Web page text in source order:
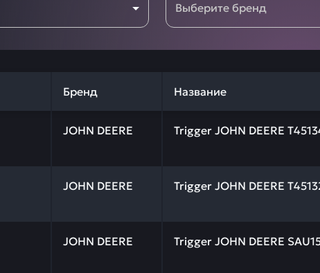
Выберите бренд
Бренд Название
JOHN DEERE Trigger JOHN DEERE
вы получаете гарантию качества и
JOHN DEERE Trigger JOHN DEERE
вы получаете гарантию качества и
JOHN DEERE Trigger JOHN DEERE
вы получаете гарантию качества и